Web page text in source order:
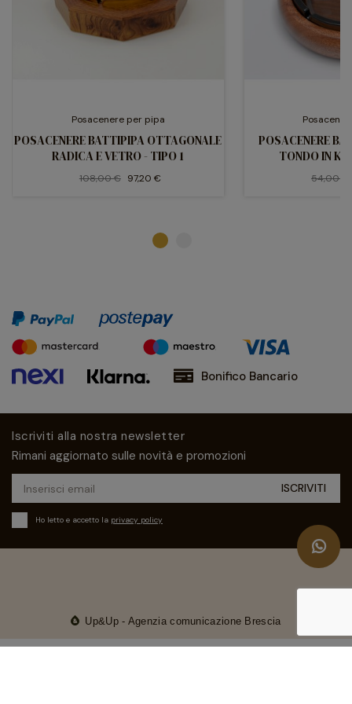
Posacenere per pipa
POSACENERE BATTIPIPA OTTAGONALE
RADICA E VETRO - TIPO 1
108,00 € 97,20 €
POSACENERE
TONDO IN
54,00 €
Bonifico Bancario
Iscriviti alla nostra newsletter
Rimani aggiornato sulle novità e promozioni
Ho letto e accetto la privacy policy
Up&Up - Agenzia comunicazione Brescia